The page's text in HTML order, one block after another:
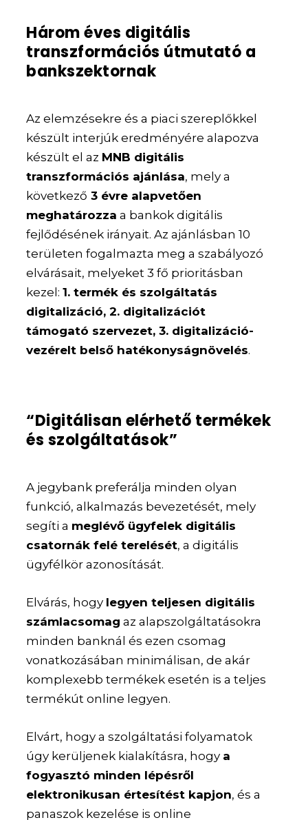
Három éves digitális
transzformációs útmutató a
bankszektornak
Az elemzésekre és a piaci szereplőkkel
készült interjúk eredményére alapozva
készült el az MNB digitális
transzformációs ajánlása, mely a
következő 3 évre alapvetően
meghatározza a bankok digitális
fejlődésének irányait. Az ajánlásban 10
területen fogalmazta meg a szabályozó
elvárásait, melyeket 3 fő prioritásban
kezel:1. termék és szolgáltatás
digitalizáció, 2. digitalizációt
támogató szervezet, 3. digitalizáció-
vezérelt belső hatékonyságnövelés.
“Digitálisan elérhető termékek
és szolgáltatások”
A jegybank preferálja minden olyan
funkció, alkalmazás bevezetését, mely
segíti a meglévő ügyfelek digitális
csatornák felé terelését, a digitális
ügyfélkör azonosítását.
Elvárás, hogy legyen teljesen digitális
számlacsomag az alapszolgáltatásokra
minden banknál és ezen csomag
vonatkozásában minimálisan, de akár
komplexebb termékek esetén is a teljes
termékút online legyen.
Elvárt, hogy a szolgáltatási folyamatok
úgy kerüljenek kialakításra, hogy a
fogyasztó minden lépésről
elektronikusan értesítést kapjon, és a
panaszok kezelése is online